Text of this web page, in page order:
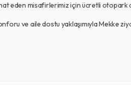
eden misafirlerimiz için ücretli otopark
ve aile dostu yaklaşımıyla Mekke